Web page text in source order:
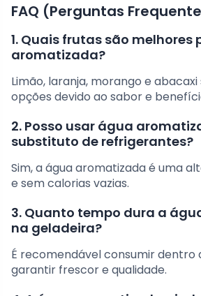
FAQ (Perguntas
1. Quais frutas são melhores
aromatizada?
Limão, laranja, morango e
opções devido ao sabor e
2. Posso usar água
substituto de refrigerantes?
Sim, a água aromatizada é uma
e sem calorias vazias.
3. Quanto tempo dura a
na geladeira?
É recomendável consumir dentro
garantir frescor e qualidade.